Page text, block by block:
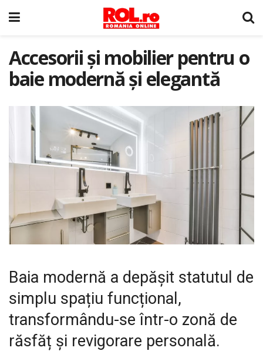
Accesorii și mobilier pentru o
baie modernă și elegantă
Baia modernă a depășit statutul de
simplu spațiu funcțional,
transformându-se într-o zonă de
răsfăț și revigorare personală.